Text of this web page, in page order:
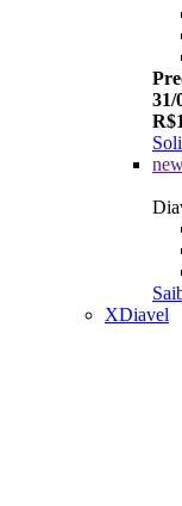
31/
XDiavel